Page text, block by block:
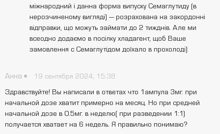
міжнародний і данна форма випуску Семаглутиду (в
нерозчиненому вигляді) — розрахована на закордонні
відправки, що можуть займати до 2 тижднів. Але ми
всеодно додаємо в посілку хладагент, щоб Ваше
замовлення с Семаглутідом доїхало в прохолоді)
Анна 19 сентября 2024, 15:38
Здравствуйте! Вы написали в ответах что 1ампула 3мг. при
начальной дозе хватит примерно на месяц. Но при средней
начальной дозе в 0.5мг. в неделю( при разведении 1:1)
получается хватает на 6 недель. Я правильно понимаю?